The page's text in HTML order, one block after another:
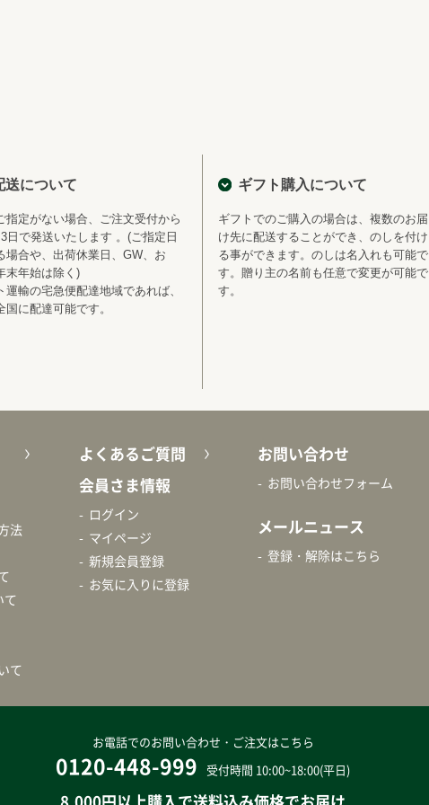
送について
指定がない場合、ご注文受付から
日で発送いたします 。(ご指定日
場合や、出荷休業日、GW、お
末年始は除く)
運輸の宅急便配達地域であれば、
国に配達可能です。
ギフト購入について
ギフトでのご購入の場合は、複数のお届
け先に配送することができ、のしを付け
る事ができます。のしは名入れも可能で
す。贈り主の名前も任意で変更が可能で
す。
法
て
て
よくあるご質問
会員さま情報
ログイン
マイページ
新規会員登録
お気に入りに登録
お問い合わせ
お問い合わせフォーム
メールニュース
登録・解除はこちら
お電話でのお問い合わせ・ご注文はこちら
0120-448-999 受付時間 10:00~18:00(平日)